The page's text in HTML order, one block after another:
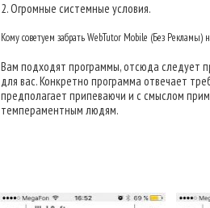
2. Огромные системные условия.
Кому советуем забрать WebTutor Mobile (Без Рекламы)
Вам подходят программы, отсюда следует
для вас. Конкретно программа отвечает
предполагает припеваючи и с смыслом
темпераментным людям.